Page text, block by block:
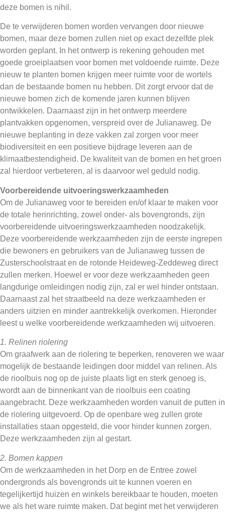
deze bomen is nihil.
De te verwijderen bomen worden vervangen door nieuwe
bomen, maar deze bomen zullen niet op exact dezelfde plek
worden geplant. In het ontwerp is rekening gehouden met
goede groeiplaatsen voor bomen met voldoende ruimte. Deze
nieuw te planten bomen krijgen meer ruimte voor de wortels
dan de bestaande bomen nu hebben. Dit zorgt ervoor dat de
nieuwe bomen zich de komende jaren kunnen blijven
ontwikkelen. Daarnaast zijn in het ontwerp meerdere
plantvakken opgenomen, verspreid over de Julianaweg. De
nieuwe beplanting in deze vakken zal zorgen voor meer
biodiversiteit en een positieve bijdrage leveren aan de
klimaatbestendigheid. De kwaliteit van de bomen en het groen
zal hierdoor verbeteren, al is daarvoor wel geduld nodig.
Voorbereidende uitvoeringswerkzaamheden
Om de Julianaweg voor te bereiden en/of klaar te maken voor
de totale herinrichting, zowel onder- als bovengronds, zijn
voorbereidende uitvoeringswerkzaamheden noodzakelijk.
Deze voorbereidende werkzaamheden zijn de eerste ingrepen
die bewoners en gebruikers van de Julianaweg tussen de
Zusterschoolstraat en de rotonde Heideweg-Zeddeweg direct
zullen merken. Hoewel er voor deze werkzaamheden geen
langdurige omleidingen nodig zijn, zal er wel hinder ontstaan.
Daarnaast zal het straatbeeld na deze werkzaamheden er
anders uitzien en minder aantrekkelijk overkomen. Hieronder
leest u welke voorbereidende werkzaamheden wij uitvoeren.
1. Relinen riolering
Om graafwerk aan de riolering te beperken, renoveren we waar
mogelijk de bestaande leidingen door middel van relinen. Als
de rioolbuis nog op de juiste plaats ligt en sterk genoeg is,
wordt aan de binnenkant van de rioolbuis een coating
aangebracht. Deze werkzaamheden worden vanuit de putten in
de riolering uitgevoerd. Op de openbare weg zullen grote
installaties staan opgesteld, die voor hinder kunnen zorgen.
Deze werkzaamheden zijn al gestart.
2. Bomen kappen
Om de werkzaamheden in het Dorp en de Entree zowel
ondergronds als bovengronds uit te kunnen voeren en
tegelijkertijd huizen en winkels bereikbaar te houden, moeten
we als het ware ruimte maken. Dat begint met het verwijderen